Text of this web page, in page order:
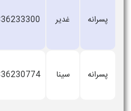
پسرانه غدیر
پسرانه سینا